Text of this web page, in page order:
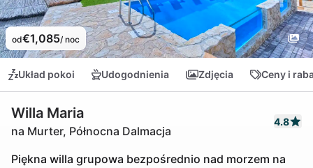
od€1,085/ noc
Układ pokoi Udogodnienia Zdjęcia Ceny i
Willa Maria
na Murter, Północna Dalmacja
4.8
Piękna willa grupowa bezpośrednio nad morzem na